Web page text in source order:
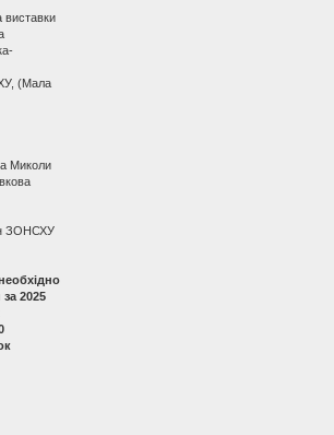
виставки
(Мала
Миколи
ЗОНСХУ
за 2025